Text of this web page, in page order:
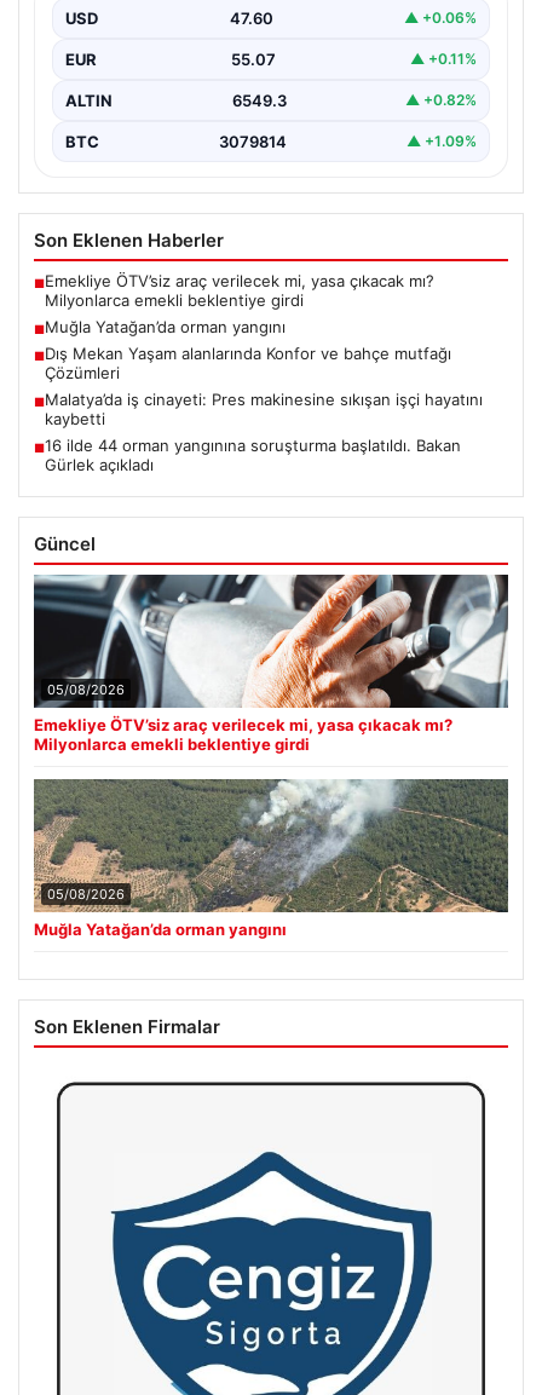
USD 47.60 ▲ +0.06%
EUR 55.07 ▲ +0.11%
ALTIN 6549.3 ▲ +0.82%
BTC 3079814 ▲ +1.09%
Son Eklenen Haberler
■Emekliye ÖTV’siz araç verilecek mi, yasa çıkacak mı?
Milyonlarca emekli beklentiye girdi
■Muğla Yatağan’da orman yangını
■Dış Mekan Yaşam alanlarında Konfor ve bahçe mutfağı
Çözümleri
■Malatya’da iş cinayeti: Pres makinesine sıkışan işçi hayatını
kaybetti
■16 ilde 44 orman yangınına soruşturma başlatıldı. Bakan
Gürlek açıkladı
Güncel
05/08/2026
Emekliye ÖTV’siz araç verilecek mi, yasa çıkacak mı?
Milyonlarca emekli beklentiye girdi
05/08/2026
Muğla Yatağan’da orman yangını
Son Eklenen Firmalar